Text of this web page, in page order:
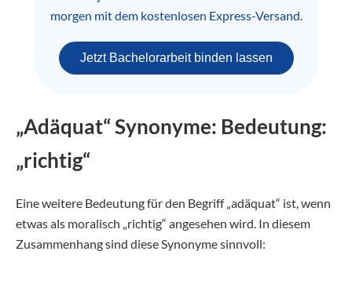
morgen mit dem kostenlosen Express-Versand.
Jetzt Bachelorarbeit binden lassen
„Adäquat“ Synonyme: Bedeutung:
„richtig“
Eine weitere Bedeutung für den Begriff „adäquat“ ist, wenn
etwas als moralisch „richtig“ angesehen wird. In diesem
Zusammenhang sind diese Synonyme sinnvoll: